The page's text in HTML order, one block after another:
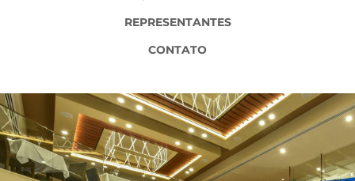
REPRESENTANTES
CONTATO
FLEMING'S